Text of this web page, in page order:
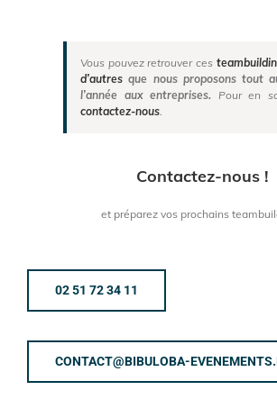
Vous pouvez retrouver ces
d’autres que nous proposons tout
l’année aux entreprises. Pour en
contactez-nous.
Contactez-nous !
et préparez vos prochains
02 51 72 34 11
CONTACT@BIBULOBA-